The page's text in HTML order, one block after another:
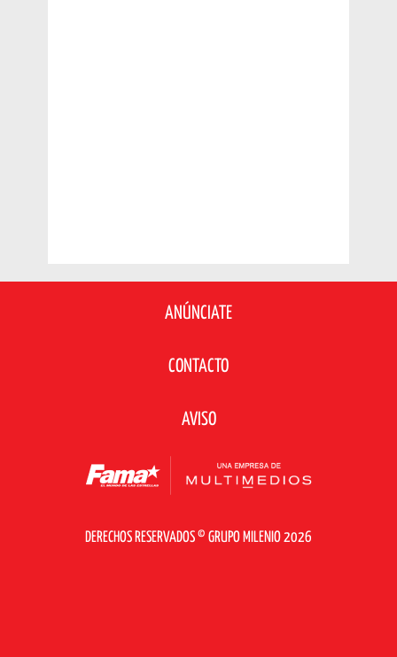
ANÚNCIATE
CONTACTO
AVISO
DERECHOS RESERVADOS © GRUPO MILENIO 2026